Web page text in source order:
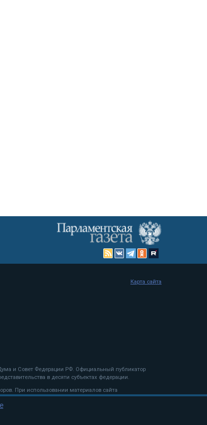
и Совет Федерации РФ. Официальный публикатор
в десяти субъектах федерации.
При использовании материалов сайта
Карта сайта